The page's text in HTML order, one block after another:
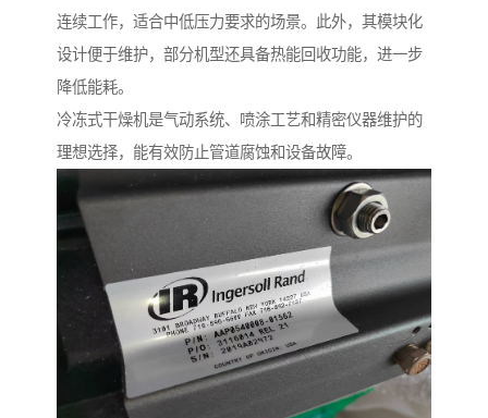
连续工作，适合中低压力要求的场景。此外，其模块化
设计便于维护，部分机型还具备热能回收功能，进一步
降低能耗。
冷冻式干燥机是气动系统、喷涂工艺和精密仪器维护的
理想选择，能有效防止管道腐蚀和设备故障。